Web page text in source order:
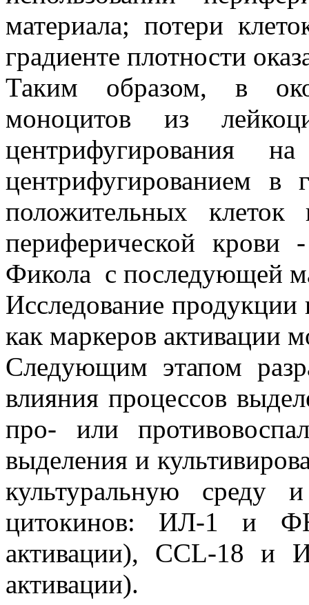
материала; потери
градиенте плотности
Таким образом, в
моноцитов из
центрифугирования
центрифугированием в
положительных
периферической крови
Фикола с последующей
Исследование
как маркеров активации
Следующим этапом
влияния процессов
про- или
выделения и
культуральную среду
цитокинов: ИЛ-1 и
активации), CCL-18 и
активации).